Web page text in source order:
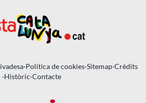
·Política de cookies·Sitemap·Crèdits
·Històric·Contacte